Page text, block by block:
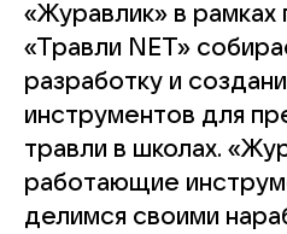
«Журавлик» в
«Травли NET»
разработку и
инструментов для
травли в школах.
работающие
делимся своими